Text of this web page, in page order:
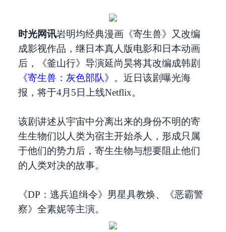
时光网讯岩明均经典漫画《寄生兽》又改编
成影视作品，继日本真人版电影和日本动画
后，《釜山行》导演延尚昊将其改编成韩剧
《寄生兽：灰色部队》 。近日该剧曝光海
报，将于4月5日上线Netflix。
该剧讲述从宇宙中分离出来的身份不明的寄
生生物们以人类为宿主开始杀人，形成只属
于他们的势力后，寄生生物与想要阻止他们
的人类对决的故事。
《DP：逃兵追缉令》男星具教焕、《恶霸警
察》全素妮等主演。